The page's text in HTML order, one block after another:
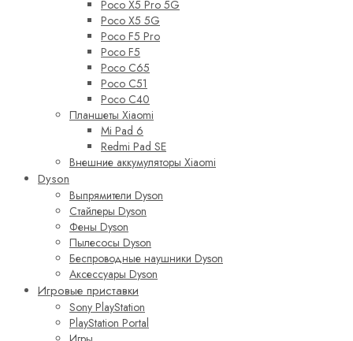
Poco X5 Pro 5G
Poco X5 5G
Poco F5 Pro
Poco F5
Poco C65
Poco C51
Poco C40
Планшеты Xiaomi
Mi Pad 6
Redmi Pad SE
Внешние аккумуляторы Xiaomi
Dyson
Выпрямители Dyson
Стайлеры Dyson
Фены Dyson
Пылесосы Dyson
Беспроводные наушники Dyson
Аксессуары Dyson
Игровые приставки
Sony PlayStation
PlayStation Portal